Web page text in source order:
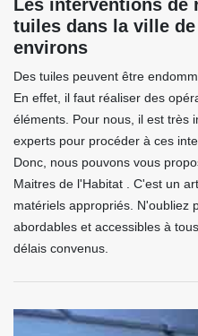
Les interventions de
tuiles dans la ville de
environs
Des tuiles peuvent être
En effet, il faut réaliser des
éléments. Pour nous, il est très
experts pour procéder à ces
Donc, nous pouvons vous
Maitres de l'Habitat . C'est un
matériels appropriés. N'oubliez
abordables et accessibles à
délais convenus.